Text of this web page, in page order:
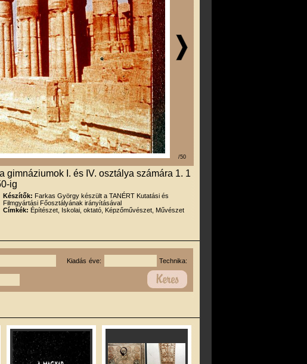
/50
gimnáziumok I. és IV. osztálya számára 1. 1
ig
Készítők: Farkas György készült a TANÉRT Kutatási és
Filmgyártási Főosztályának irányításával
Címkék: Építészet, Iskolai, oktató, Képzőművészet, Művészet
Kiadás éve: Technika: